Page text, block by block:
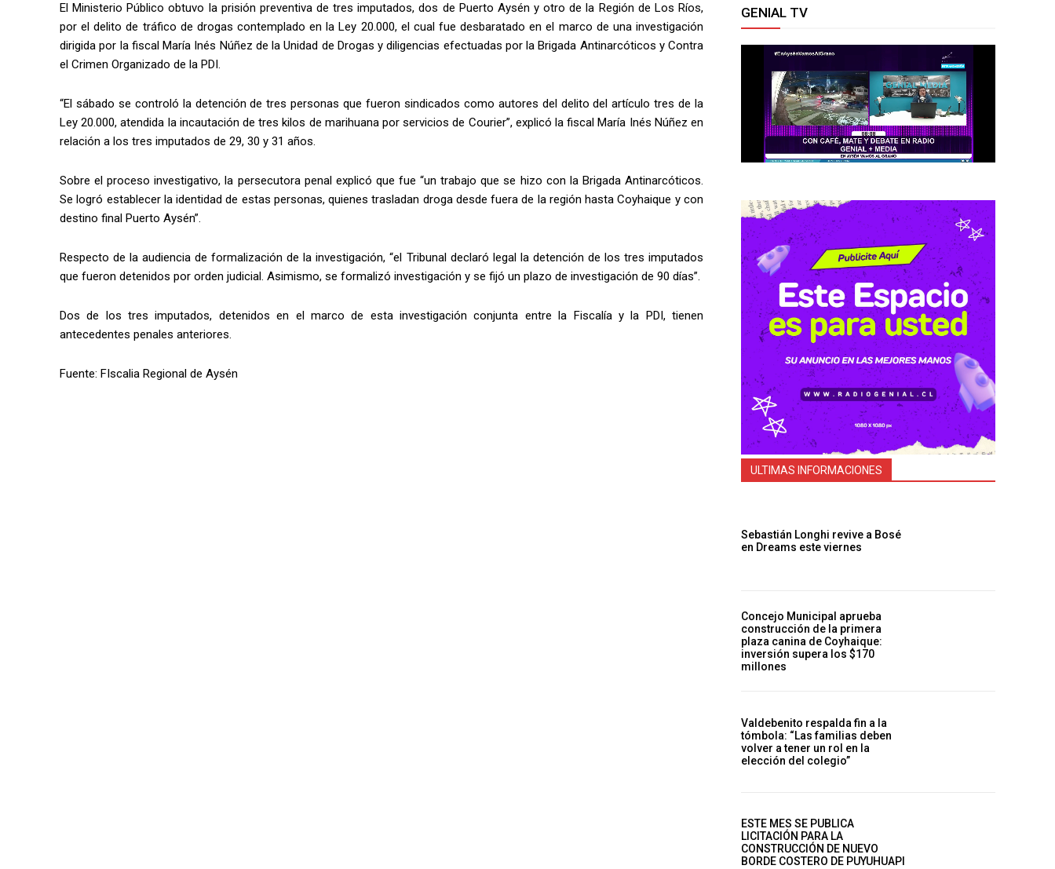
El Ministerio Público obtuvo la prisión preventiva de tres imputados, dos de Puerto Aysén y otro de la Región de Los Ríos,
por el delito de tráfico de drogas contemplado en la Ley 20.000, el cual fue desbaratado en el marco de una investigación
dirigida por la fiscal María Inés Núñez de la Unidad de Drogas y diligencias efectuadas por la Brigada Antinarcóticos y Contra
el Crimen Organizado de la PDI.
“El sábado se controló la detención de tres personas que fueron sindicados como autores del delito del artículo tres de la
Ley 20.000, atendida la incautación de tres kilos de marihuana por servicios de Courier”, explicó la fiscal María Inés Núñez en
relación a los tres imputados de 29, 30 y 31 años.
Sobre el proceso investigativo, la persecutora penal explicó que fue “un trabajo que se hizo con la Brigada Antinarcóticos.
Se logró establecer la identidad de estas personas, quienes trasladan droga desde fuera de la región hasta Coyhaique y con
destino final Puerto Aysén”.
Respecto de la audiencia de formalización de la investigación, “el Tribunal declaró legal la detención de los tres imputados
que fueron detenidos por orden judicial. Asimismo, se formalizó investigación y se fijó un plazo de investigación de 90 días”.
Dos de los tres imputados, detenidos en el marco de esta investigación conjunta entre la Fiscalía y la PDI, tienen
antecedentes penales anteriores.
Fuente: FIscalia Regional de Aysén
GENIAL TV
ULTIMAS INFORMACIONES
Sebastián Longhi revive a Bosé
en Dreams este viernes
Concejo Municipal aprueba
construcción de la primera
plaza canina de Coyhaique:
inversión supera los $170
millones
Valdebenito respalda fin a la
tómbola: “Las familias deben
volver a tener un rol en la
elección del colegio”
ESTE MES SE PUBLICA
LICITACIÓN PARA LA
CONSTRUCCIÓN DE NUEVO
BORDE COSTERO DE PUYUHUAPI